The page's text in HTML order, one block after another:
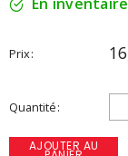
Prix
Quantité
AJOUTER AU